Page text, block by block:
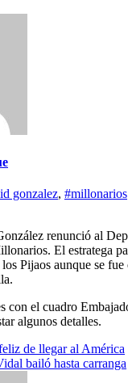
gonzalez, #millonarios
renunció al
El estratega
Pijaos aunque se
con el cuadro
algunos detalles.
de llegar al América
bailó hasta carranga